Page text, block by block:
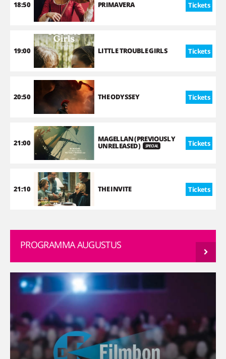
18:50 PRIMAVERA Tickets
19:00 LITTLE TROUBLE GIRLS Tickets
20:50 THE ODYSSEY Tickets
21:00 MAGELLAN (PREVIOUSLY
UNRELEASED) SPECIAL Tickets
21:10 THE INVITE Tickets
PROGRAMMA AUGUSTUS